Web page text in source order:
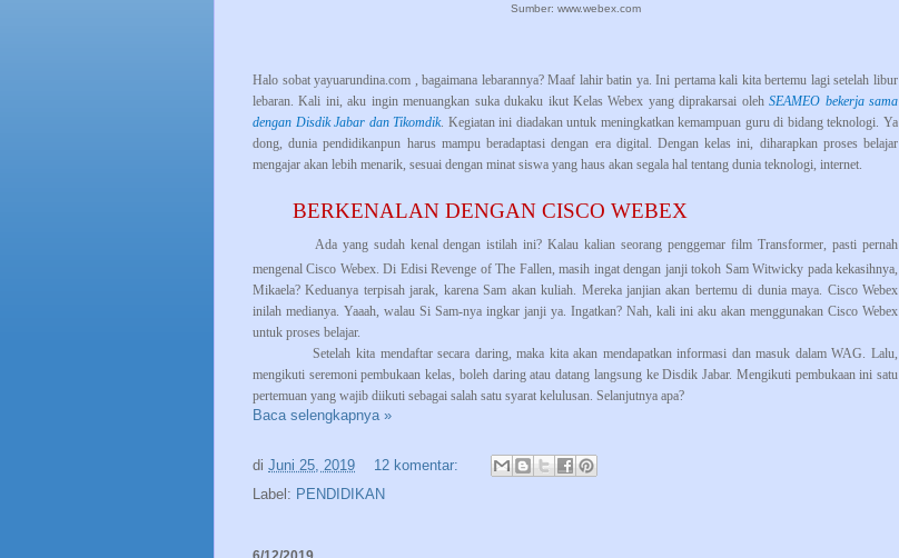
Sumber: www.webex.com
Halo sobat yayuarundina.com , bagaimana lebarannya? Maaf lahir batin ya. Ini pertama kali kita bertemu lagi setelah libur
lebaran. Kali ini, aku ingin menuangkan suka dukaku ikut Kelas Webex yang diprakarsai olehSEAMEO bekerja sama
dengan Disdik Jabar dan Tikomdik. Kegiatan ini diadakan untuk meningkatkan kemampuan guru di bidang teknologi. Ya
dong, dunia pendidikanpun harus mampu beradaptasi dengan era digital. Dengan kelas ini, diharapkan proses belajar
mengajar akan lebih menarik, sesuai dengan minat siswa yang haus akan segala hal tentang dunia teknologi, internet.
BERKENALAN DENGAN CISCO WEBEX
Ada yang sudah kenal dengan istilah ini? Kalau kalian seorang penggemar film Transformer, pasti pernah
mengenal Cisco Webex. Di Edisi Revenge of The Fallen, masih ingat dengan janji tokoh Sam Witwicky pada kekasihnya,
Mikaela? Keduanya terpisah jarak, karena Sam akan kuliah. Mereka janjian akan bertemu di dunia maya. Cisco Webex
inilah medianya. Yaaah, walau Si Sam-nya ingkar janji ya. Ingatkan? Nah, kali ini aku akan menggunakan Cisco Webex
untuk proses belajar.
Setelah kita mendaftar secara daring, maka kita akan mendapatkan informasi dan masuk dalam WAG. Lalu,
mengikuti seremoni pembukaan kelas, boleh daring atau datang langsung ke Disdik Jabar. Mengikuti pembukaan ini satu
pertemuan yang wajib diikuti sebagai salah satu syarat kelulusan. Selanjutnya apa?
Baca selengkapnya »
di Juni 25, 2019
12 komentar:
Label: PENDIDIKAN